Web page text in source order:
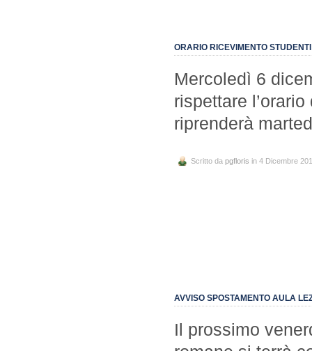
ORARIO RICEVIMENTO STUDENTI
Mercoledì 6
rispettare
riprenderà
Scritto da pgfloris in 4 Dicembre
AVVISO SPOSTAMENTO AULA
Il prossimo